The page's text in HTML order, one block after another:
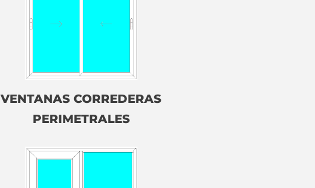
VENTANAS CORREDERAS
PERIMETRALES